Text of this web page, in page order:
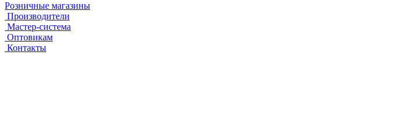
Розничные магазины
Производители
Мастер-система
Оптовикам
Контакты